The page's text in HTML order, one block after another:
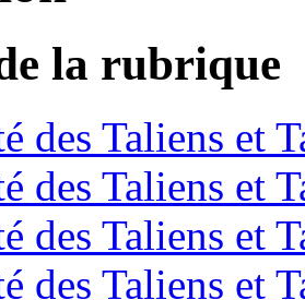
la rubrique
des Taliens et
des Taliens et
des Taliens et
des Taliens et